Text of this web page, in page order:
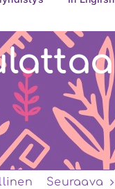
Seuraava